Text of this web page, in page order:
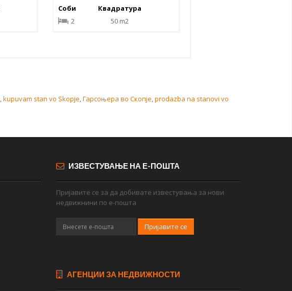
Соби
2
Квадратура
50 m2
,kupuvam stan vo Skopje,Гарсоњера во Скопје,prodazba na stanovi vo
ИЗВЕСТУВАЊЕ НА Е-ПОШТА
Пријавите се за да добивате известувања за нови
недвижнини по е-пошта
Пријавите се
АГЕНЦИИ ЗА НЕДВИЖНОСТИ